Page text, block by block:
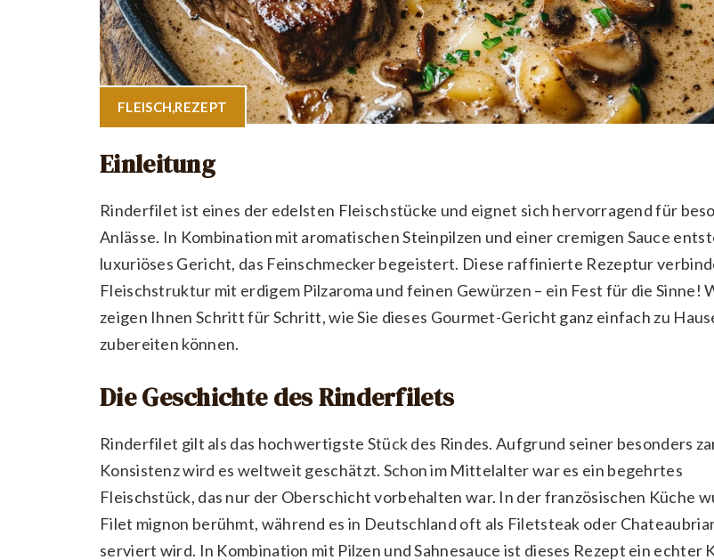
FLEISCH,REZEPT
Einleitung
Rinderfilet ist eines der edelsten Fleischstücke und eignet sich hervorragend für
Anlässe. In Kombination mit aromatischen Steinpilzen und einer cremigen Sauce
luxuriöses Gericht, das Feinschmecker begeistert. Diese raffinierte Rezeptur
Fleischstruktur mit erdigem Pilzaroma und feinen Gewürzen – ein Fest für die Sinne!
zeigen Ihnen Schritt für Schritt, wie Sie dieses Gourmet-Gericht ganz einfach zu
zubereiten können.
Die Geschichte des Rinderfilets
Rinderfilet gilt als das hochwertigste Stück des Rindes. Aufgrund seiner besonders
Konsistenz wird es weltweit geschätzt. Schon im Mittelalter war es ein begehrtes
Fleischstück, das nur der Oberschicht vorbehalten war. In der französischen Küche
Filet mignon berühmt, während es in Deutschland oft als Filetsteak oder
serviert wird. In Kombination mit Pilzen und Sahnesauce ist dieses Rezept ein echter